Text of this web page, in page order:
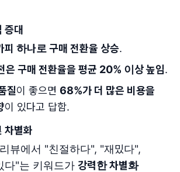
증대
피 하나로 구매 전환율 상승.
은 구매 전환율을 평균 20% 이상 높임.
질이 좋으면 68%가 더 많은 비용을
이 있다고 답함.
차별화
뷰에서 "친절하다", "재밌다",
다"는 키워드가 강력한 차별화